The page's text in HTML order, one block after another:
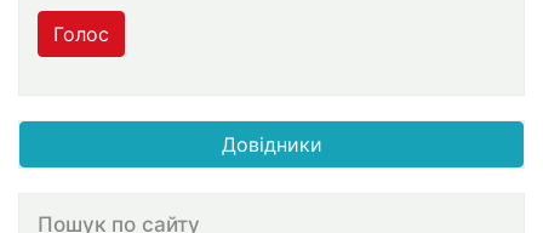
Голос
Довідники
Пошук по сайту